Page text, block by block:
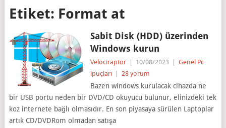
Etiket: Format at
Sabit Disk (HDD) üzerinden
Windows kurun
Velociraptor 10/08/2023
Genel Pc
ipuçları
28 yorum
Bazen windows kurulacak cihazda ne
bir USB portu neden bir DVD/CD okuyucu bulunur, elinizdeki tek
koz internete bağlı olmasıdır. En son piyasaya sürülen Laptoplar
artık CD/DVDRom olmadan satışa